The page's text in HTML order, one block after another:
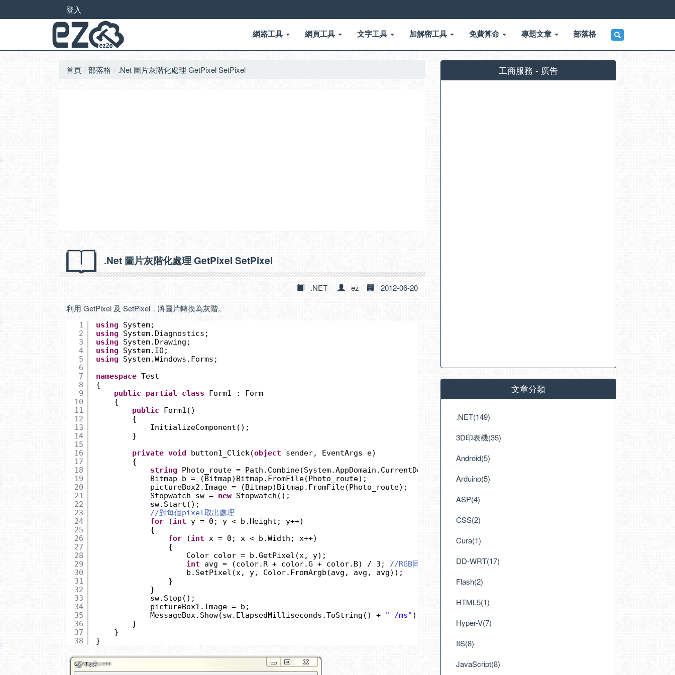
登入
網路工具 網頁工具 文字工具 加解密工具 免費算命 專題文章 部落格
首頁 部落格 .Net 圖片灰階化處理 GetPixel SetPixel
.Net 圖片灰階化處理 GetPixel SetPixel
.NET ez
2012-06-20
利用 GetPixel 及 SetPixel，將圖片轉換為灰階。
1
2
3
4
5
6
7
8
9
10
11
12
13
14
15
16
17
18
19
20
21
22
23
24
25
26
27
28
29
30
31
32
33
34
35
36
37
38
using
System;
using
System.Diagnostics;
using
System.Drawing;
using
System.IO;
using
System.Windows.Forms;
namespace Test
{
public
partial class
Form1 : Form
{
public
Form1()
{
InitializeComponent();
}
private void button1_Click(object
sender, EventArgs e)
{
string
Photo_route = Path.Combine(System.AppDomain.CurrentDomain.SetupInformation.ApplicationBase,
Bitmap b = (Bitmap)Bitmap.FromFile(Photo_route);
pictureBox2.Image = (Bitmap)Bitmap.FromFile(Photo_route);
Stopwatch sw = new Stopwatch();
sw.Start();
//對每個pixel取出處理
for
(int
y = 0; y < b.Height; y++)
{
for
(int
x = 0; x < b.Width; x++)
{
Color color = b.GetPixel(x, y);
int
avg = (color.R + color.G + color.B) / 3;
//RGB同除3就會變成灰階
b.SetPixel(x, y, Color.FromArgb(avg, avg, avg));
}
}
sw.Stop();
pictureBox1.Image = b;
MessageBox.Show(sw.ElapsedMilliseconds.ToString() +
" /ms" );
}
}
}
工商服務 - 廣告
文章分類
.NET(149)
3D印表機(35)
Android(5)
Arduino(5)
ASP(4)
CSS(2)
Cura(1)
DD-WRT(17)
Flash(2)
HTML5(1)
Hyper-V(7)
IIS(8)
JavaScript(8)